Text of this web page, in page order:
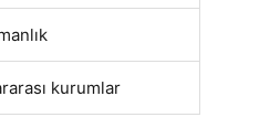
kurumlar